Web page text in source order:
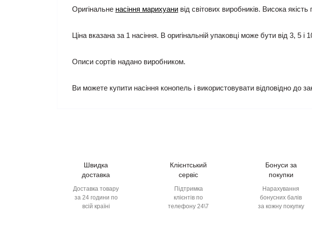
Оригінальне насіння марихуани від світових виробників. Висока
Ціна вказана за 1 насіння. В оригінальній упаковці може бути від 3, 5 і
Описи сортів надано виробником.
Ви можете купити насіння конопель і використовувати відповідно до
Швидка
доставка
Доставка товару
за 24 години по
всій країні
Клієнтський
сервіс
Підтримка
клієнтів по
телефону 24\7
Бонуси за
покупки
Нарахування
бонусних балів
за кожну покупку